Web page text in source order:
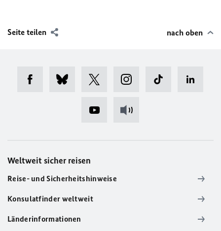
Seite teilen nach oben
Weltweit sicher reisen
Reise- und Sicherheitshinweise
Konsulatfinder weltweit
Länderinformationen